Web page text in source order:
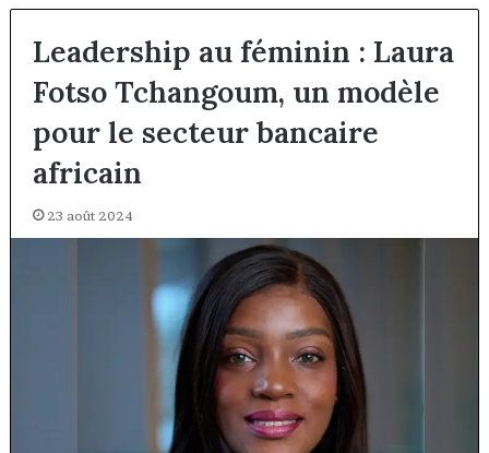
Leadership au féminin : Laura
Fotso Tchangoum, un modèle
pour le secteur bancaire
africain
23 août 2024